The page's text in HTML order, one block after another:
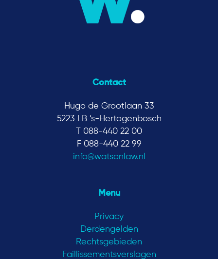
Contact
Hugo de Grootlaan 33
5223 LB ‘s-Hertogenbosch
T 088-440 22 00
F 088-440 22 99
info@watsonlaw.nl
Menu
Privacy
Derdengelden
Rechtsgebieden
Faillissementsverslagen